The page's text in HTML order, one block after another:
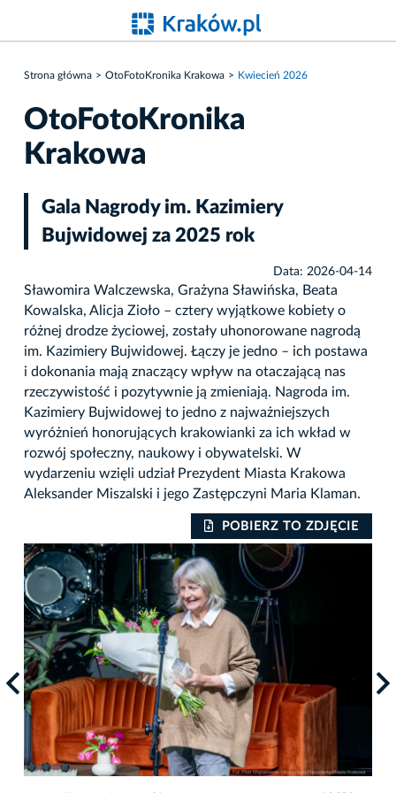
Strona główna OtoFotoKronika Krakowa Kwiecień 2026
OtoFotoKronika
Krakowa
Gala Nagrody im. Kazimiery
Bujwidowej za 2025 rok
Data: 2026-04-14
Sławomira Walczewska, Grażyna Sławińska, Beata
Kowalska, Alicja Zioło – cztery wyjątkowe kobiety o
różnej drodze życiowej, zostały uhonorowane nagrodą
im. Kazimiery Bujwidowej. Łączy je jedno – ich postawa
i dokonania mają znaczący wpływ na otaczającą nas
rzeczywistość i pozytywnie ją zmieniają. Nagroda im.
Kazimiery Bujwidowej to jedno z najważniejszych
wyróżnień honorujących krakowianki za ich wkład w
rozwój społeczny, naukowy i obywatelski. W
wydarzeniu wzięli udział Prezydent Miasta Krakowa
Aleksander Miszalski i jego Zastępczyni Maria Klaman.
POBIERZ TO ZDJĘCIE